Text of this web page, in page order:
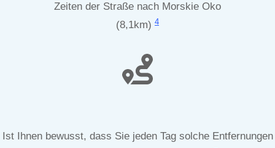
Zeiten der Straße nach Morskie Oko
(8,1km) 4
Ist Ihnen bewusst, dass Sie jeden Tag solche Entfernungen